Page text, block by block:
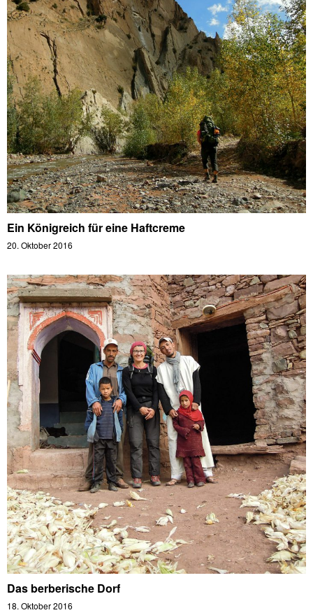
Ein Königreich für eine Haftcreme
20. Oktober 2016
Das berberische Dorf
18. Oktober 2016